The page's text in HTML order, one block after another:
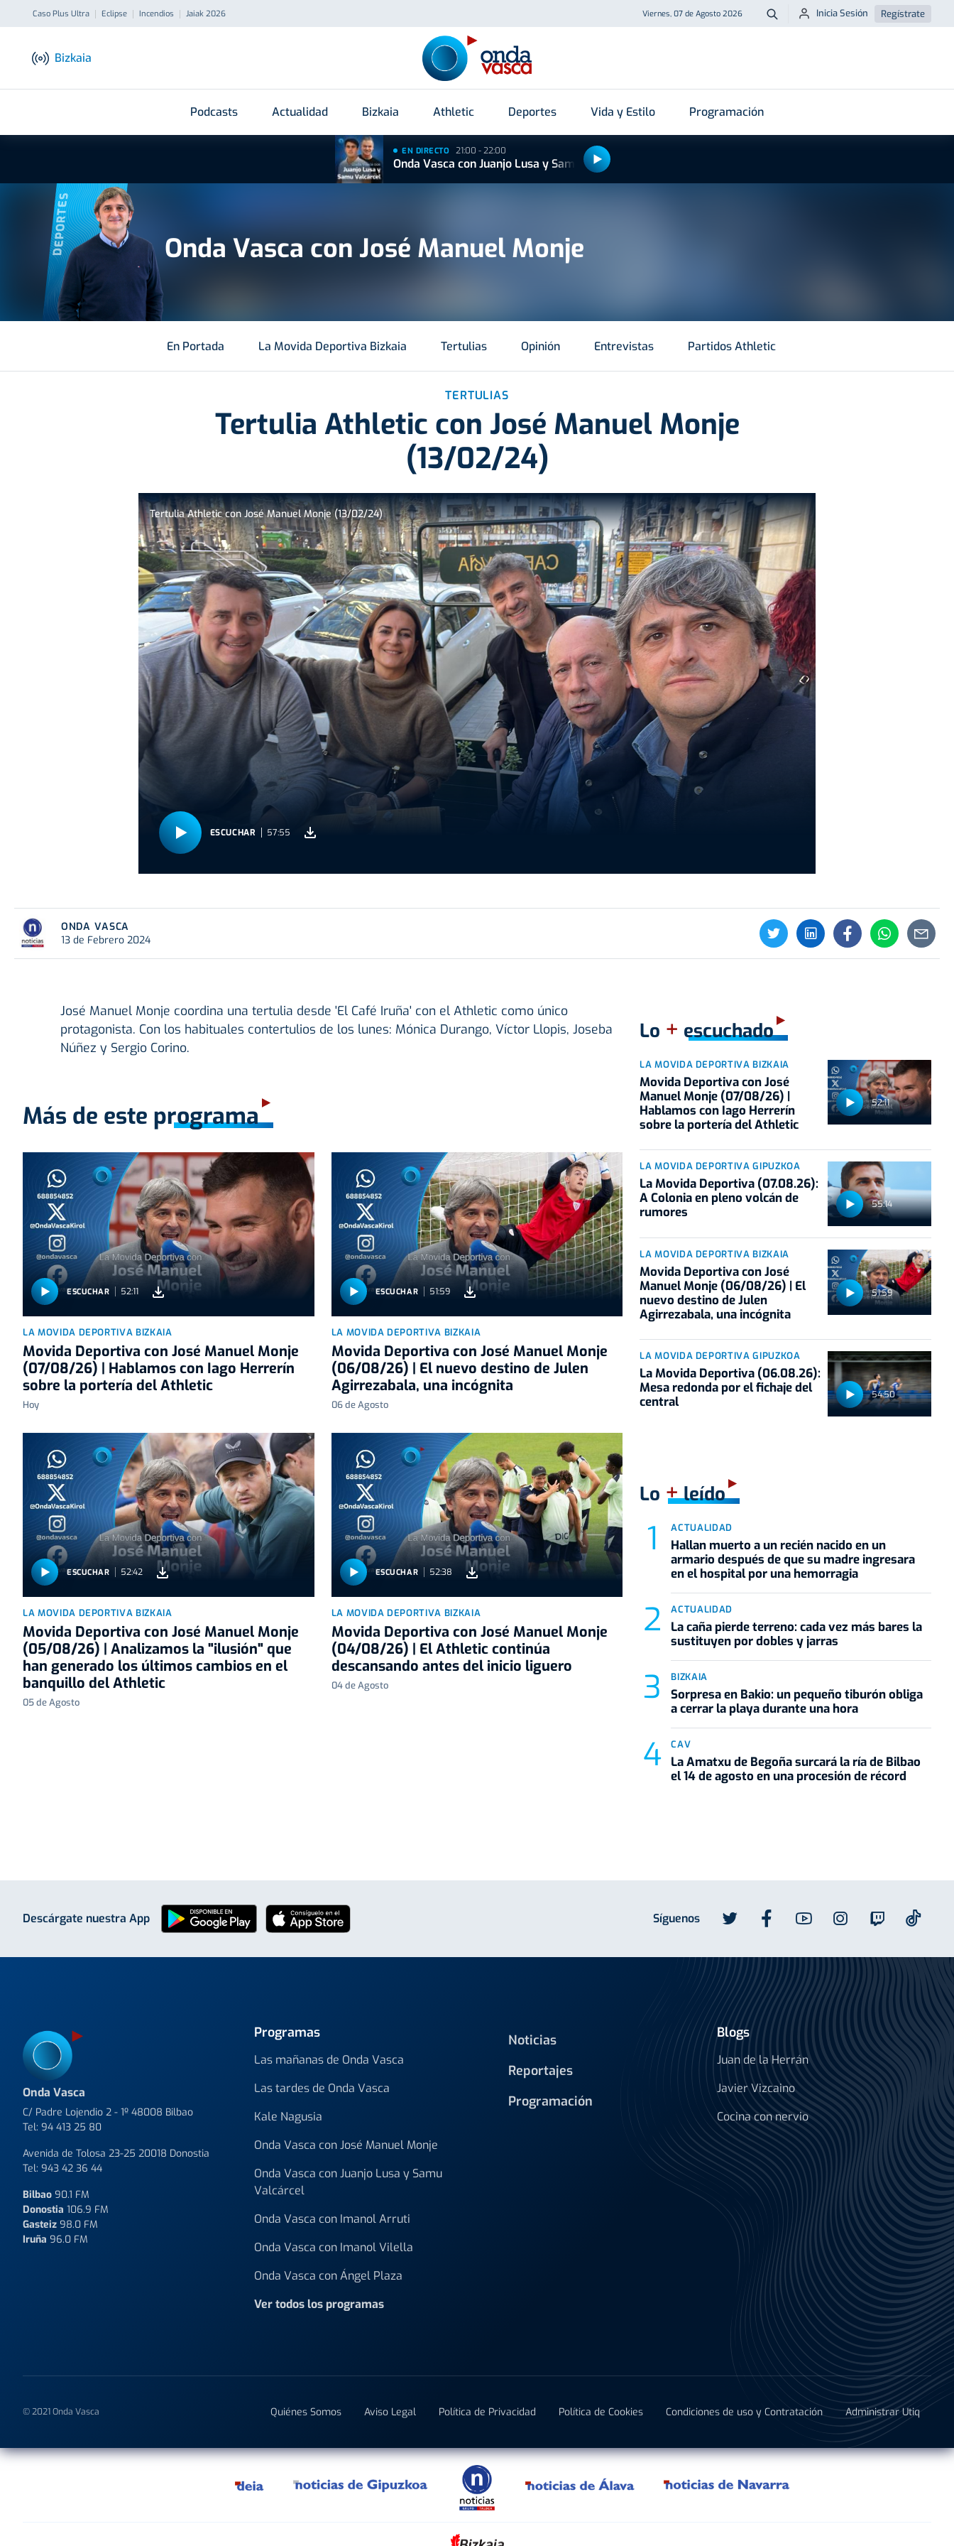
Caso Plus Ultra Eclipse Incendios Jaiak 2026 Viernes, 07 de Agosto 2026 Buscar
Inicia Sesión Regístrate
Bizkaia
Podcasts Actualidad Bizkaia Athletic Deportes Vida y Estilo Programación
EN DIRECTO 21:00 - 22:00
Onda Vasca con Juanjo Lusa y Samu Valcárcel
DEPORTES Onda Vasca con José Manuel Monje
En Portada La Movida Deportiva Bizkaia Tertulias Opinión Entrevistas Partidos Athletic
TERTULIAS
Tertulia Athletic con José Manuel Monje
(13/02/24)
Tertulia Athletic con José Manuel Monje (13/02/24)
ESCUCHAR 57:55
ONDA VASCA
13 de Febrero 2024
José Manuel Monje coordina una tertulia desde 'El Café Iruña' con el Athletic como único
protagonista. Con los habituales contertulios de los lunes: Mónica Durango, Víctor Llopis, Joseba
Núñez y Sergio Corino.
Más de este programa
ESCUCHAR 52:11
LA MOVIDA DEPORTIVA BIZKAIA
Movida Deportiva con José Manuel Monje
(07/08/26) | Hablamos con Iago Herrerín
sobre la portería del Athletic
Hoy
ESCUCHAR 51:59
LA MOVIDA DEPORTIVA BIZKAIA
Movida Deportiva con José Manuel Monje
(06/08/26) | El nuevo destino de Julen
Agirrezabala, una incógnita
06 de Agosto
ESCUCHAR 52:42
LA MOVIDA DEPORTIVA BIZKAIA
Movida Deportiva con José Manuel Monje
(05/08/26) | Analizamos la "ilusión" que
han generado los últimos cambios en el
banquillo del Athletic
05 de Agosto
ESCUCHAR 52:38
LA MOVIDA DEPORTIVA BIZKAIA
Movida Deportiva con José Manuel Monje
(04/08/26) | El Athletic continúa
descansando antes del inicio liguero
04 de Agosto
Lo + escuchado
52:11
LA MOVIDA DEPORTIVA BIZKAIA
Movida Deportiva con José
Manuel Monje (07/08/26) |
Hablamos con Iago Herrerín
sobre la portería del Athletic
55:14
LA MOVIDA DEPORTIVA GIPUZKOA
La Movida Deportiva (07.08.26):
A Colonia en pleno volcán de
rumores
51:59
LA MOVIDA DEPORTIVA BIZKAIA
Movida Deportiva con José
Manuel Monje (06/08/26) | El
nuevo destino de Julen
Agirrezabala, una incógnita
54:50
LA MOVIDA DEPORTIVA GIPUZKOA
La Movida Deportiva (06.08.26):
Mesa redonda por el fichaje del
central
Lo +leído
ACTUALIDAD
Hallan muerto a un recién nacido en un
armario después de que su madre ingresara
en el hospital por una hemorragia
ACTUALIDAD
La caña pierde terreno: cada vez más bares la
sustituyen por dobles y jarras
BIZKAIA
Sorpresa en Bakio: un pequeño tiburón obliga
a cerrar la playa durante una hora
CAV
La Amatxu de Begoña surcará la ría de Bilbao
el 14 de agosto en una procesión de récord
Síguenos
Descárgate nuestra App
Programas
Las mañanas de Onda Vasca
Las tardes de Onda Vasca
Kale Nagusia
Onda Vasca con José Manuel Monje
Onda Vasca con Juanjo Lusa y Samu
Valcárcel
Onda Vasca con Imanol Arruti
Onda Vasca con Imanol Vilella
Onda Vasca con Ángel Plaza
Ver todos los programas
Noticias
Reportajes
Programación
Blogs
Juan de la Herrán
Javier Vizcaino
Cocina con nervio
Onda Vasca
C/ Padre Lojendio 2 - 1º 48008 Bilbao
Tel: 94 413 25 80
Avenida de Tolosa 23-25 20018 Donostia
Tel: 943 42 36 44
Bilbao 90.1 FM
Donostia 106.9 FM
Gasteiz 98.0 FM
Iruña 96.0 FM
Quiénes Somos Aviso Legal Política de Privacidad Política de Cookies Condiciones de uso y Contratación Administrar Utiq
© 2021 Onda Vasca